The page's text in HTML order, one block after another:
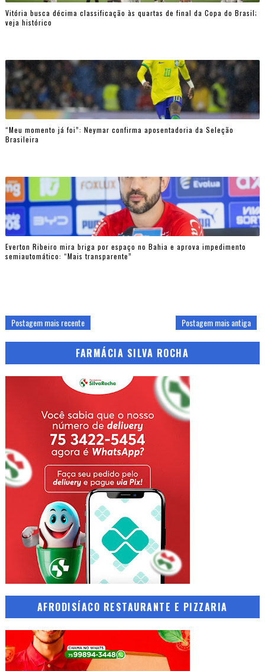
Vitória busca décima classificação às quartas de final da Copa do Brasil;
veja histórico
“Meu momento já foi”: Neymar confirma aposentadoria da Seleção
Brasileira
Everton Ribeiro mira briga por espaço no Bahia e aprova impedimento
semiautomático: “Mais transparente”
Postagem mais recente Postagem mais antiga
FARMÁCIA SILVA ROCHA
AFRODISÍACO RESTAURANTE E PIZZARIA